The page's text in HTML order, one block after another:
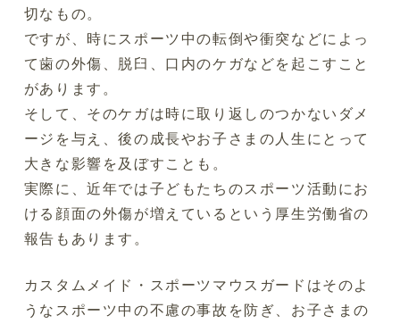
切なもの。
ですが、時にスポーツ中の転倒や衝突などによっ
て歯の外傷、脱臼、口内のケガなどを起こすこと
があります。
そして、そのケガは時に取り返しのつかないダメ
ージを与え、後の成長やお子さまの人生にとって
大きな影響を及ぼすことも。
実際に、近年では子どもたちのスポーツ活動にお
ける顔面の外傷が増えているという厚生労働省の
報告もあります。
カスタムメイド・スポーツマウスガードはそのよ
うなスポーツ中の不慮の事故を防ぎ、お子さまの